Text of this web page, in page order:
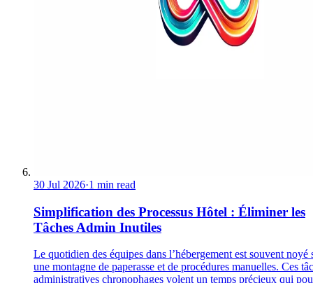
30 Jul 2026·1 min read
Simplification des Processus Hôtel : Éliminer les
Tâches Admin Inutiles
Le quotidien des équipes dans l’hébergement est souvent noyé
une montagne de paperasse et de procédures manuelles. Ces
administratives chronophages volent un temps précieux qui